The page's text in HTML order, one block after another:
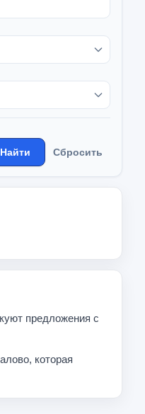
Найти Сбросить
предложения с
которая